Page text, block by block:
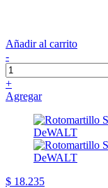
Añadir al carrito
-
+
Agregar
$ 18.235